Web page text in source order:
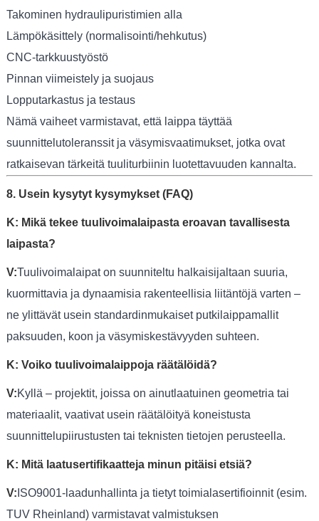
Takominen hydraulipuristimien alla
Lämpökäsittely (normalisointi/hehkutus)
CNC-tarkkuustyöstö
Pinnan viimeistely ja suojaus
Lopputarkastus ja testaus
Nämä vaiheet varmistavat, että laippa täyttää
suunnittelutoleranssit ja väsymisvaatimukset, jotka ovat
ratkaisevan tärkeitä tuuliturbiinin luotettavuuden kannalta.
8. Usein kysytyt kysymykset (FAQ)
K: Mikä tekee tuulivoimalaipasta eroavan tavallisesta
laipasta?
V:Tuulivoimalaipat on suunniteltu halkaisijaltaan suuria,
kuormittavia ja dynaamisia rakenteellisia liitäntöjä varten –
ne ylittävät usein standardinmukaiset putkilaippamallit
paksuuden, koon ja väsymiskestävyyden suhteen.
K: Voiko tuulivoimalaippoja räätälöidä?
V:Kyllä – projektit, joissa on ainutlaatuinen geometria tai
materiaalit, vaativat usein räätälöityä koneistusta
suunnittelupiirustusten tai teknisten tietojen perusteella.
K: Mitä laatusertifikaatteja minun pitäisi etsiä?
V: ISO9001-laadunhallinta ja tietyt toimialasertifioinnit (esim.
TUV Rheinland) varmistavat valmistuksen